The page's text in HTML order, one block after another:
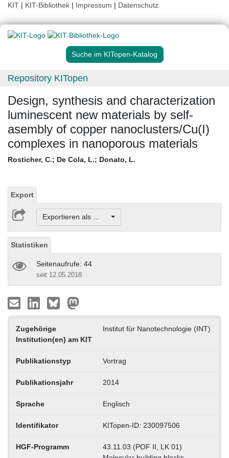
KIT | KIT-Bibliothek | Impressum | Datenschutz
Suche im KITopen-Katalog
Repository KITopen
Design, synthesis and characterization
luminescent new materials by self-
asembly of copper nanoclusters/Cu(I)
complexes in nanoporous materials
Rosticher, C.; De Cola, L.; Donato, L.
Export
Exportieren als ...
Statistiken
Seitenaufrufe: 44
seit 12.05.2018
Zugehörige
Institution(en) am KIT
Institut für Nanotechnologie (INT)
Publikationstyp Vortrag
Publikationsjahr 2014
Sprache Englisch
Identifikator KITopen-ID: 230097506
HGF-Programm
43.11.03 (POF II, LK 01)